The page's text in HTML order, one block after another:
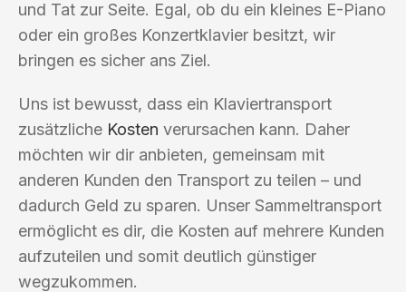
und Tat zur Seite. Egal, ob du ein kleines E-Piano
oder ein großes Konzertklavier besitzt, wir
bringen es sicher ans Ziel.
Uns ist bewusst, dass ein Klaviertransport
zusätzliche Kosten verursachen kann. Daher
möchten wir dir anbieten, gemeinsam mit
anderen Kunden den Transport zu teilen – und
dadurch Geld zu sparen. Unser Sammeltransport
ermöglicht es dir, die Kosten auf mehrere Kunden
aufzuteilen und somit deutlich günstiger
wegzukommen.